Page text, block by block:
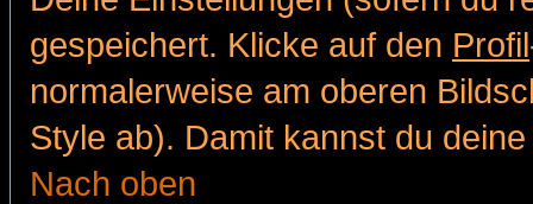
gespeichert. Klicke auf den Profil
normalerweise am oberen
Style ab). Damit kannst du
Nach oben